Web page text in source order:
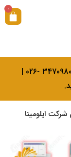
0
برای مشاوره و خرید می‌توانید با شماره 34709809 -026 |
ایلومینا